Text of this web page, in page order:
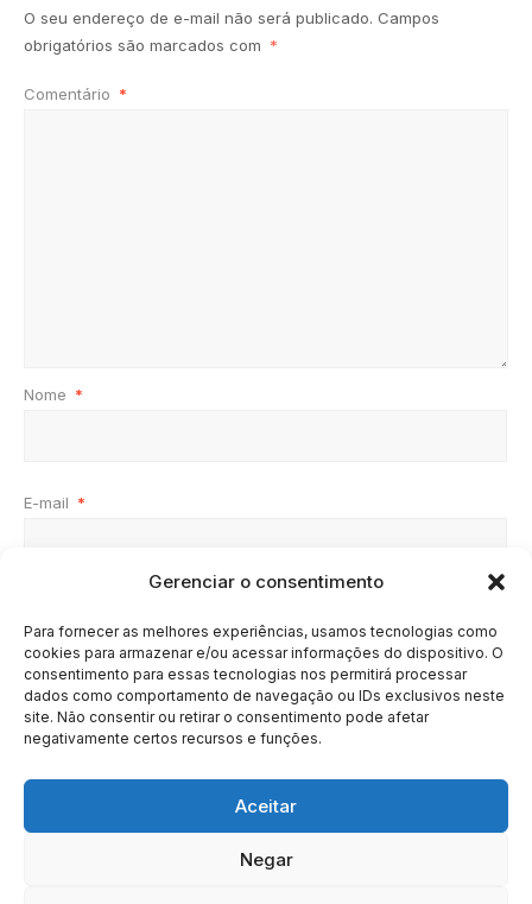
Gerenciar o consentimento
Para fornecer as melhores experiências, usamos tecnologias como
cookies para armazenar e/ou acessar informações do dispositivo. O
consentimento para essas tecnologias nos permitirá processar
dados como comportamento de navegação ou IDs exclusivos neste
site. Não consentir ou retirar o consentimento pode afetar
negativamente certos recursos e funções.
Aceitar
Negar
O seu endereço de e-mail não será publicado. Campos
obrigatórios são marcados com *
Comentário *
Nome *
E-mail *